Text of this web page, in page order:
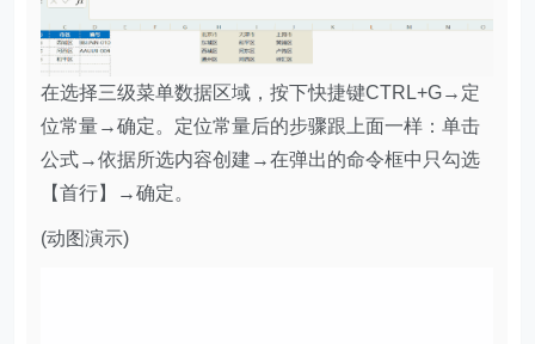
在选择三级菜单数据区域，按下快捷键CTRL+G→定
位常量→确定。定位常量后的步骤跟上面一样：单击
公式→依据所选内容创建→在弹出的命令框中只勾选
【首行】→确定。
(动图演示)